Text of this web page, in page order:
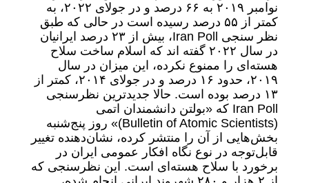
نوامبر ۲۰۱۹ به ۶۶ درصد و در جولای ۲۰۲۲، به
کمتر از ۵۵ درصد رسیده است در حالی که طبق
نظر سنجی Iran Poll، بیش از ۲۳ درصد ایرانیان
در سال ۲۰۲۲ گفته اند که اسلام ساخت سلاح
هسته‌ای را ممنوع نکرده، این میزان در سال
۲۰۱۹، حدود ۱۶ درصد و در جولای ۲۰۱۴، کمتر از
۱۳ درصد بوده است. حالا جدیدترین نظرسنجی
Iran Poll که «بولتن دانشمندان اتمی
(Bulletin of Atomic Scientists)» روز پنج‌شنبه
بخش‌هایی از آن را منتشر کرده، نشان‌دهنده تغییر
قابل‌توجه در نوع نگاه افکار عمومی ایران در
برخورد با سلاح هسته‌ای است. این نظرسنجی که